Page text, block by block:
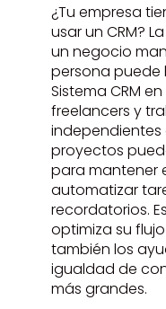
¿Tu empresa
usar un CRM?
un negocio
persona puede
Sistema CRM
freelancers y
independientes
proyectos
para mantener
automatizar
recordatorios.
optimiza su
también los
igualdad de
más grandes.